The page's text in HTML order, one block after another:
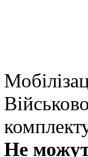
Не